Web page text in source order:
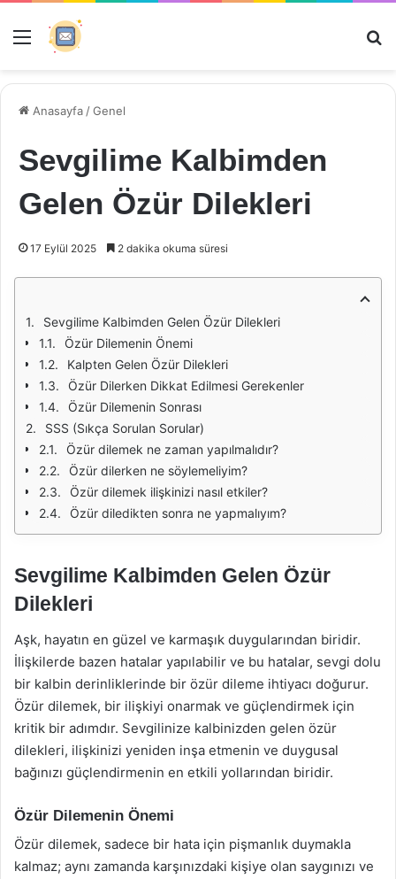
Menü
Anasayfa /Genel
Sevgilime Kalbimden
Gelen Özür Dilekleri
17 Eylül 2025 2 dakika okuma süresi
Sevgilime Kalbimden Gelen Özür Dilekleri
Özür Dilemenin Önemi
Kalpten Gelen Özür Dilekleri
Özür Dilerken Dikkat Edilmesi Gerekenler
Özür Dilemenin Sonrası
SSS (Sıkça Sorulan Sorular)
Özür dilemek ne zaman yapılmalıdır?
Özür dilerken ne söylemeliyim?
Özür dilemek ilişkinizi nasıl etkiler?
Özür diledikten sonra ne yapmalıyım?
Sevgilime Kalbimden Gelen Özür
Dilekleri
Aşk, hayatın en güzel ve karmaşık duygularından biridir.
İlişkilerde bazen hatalar yapılabilir ve bu hatalar, sevgi dolu
bir kalbin derinliklerinde bir özür dileme ihtiyacı doğurur.
Özür dilemek, bir ilişkiyi onarmak ve güçlendirmek için
kritik bir adımdır. Sevgilinize kalbinizden gelen özür
dilekleri, ilişkinizi yeniden inşa etmenin ve duygusal
bağınızı güçlendirmenin en etkili yollarından biridir.
Özür Dilemenin Önemi
Özür dilemek, sadece bir hata için pişmanlık duymakla
kalmaz; aynı zamanda karşınızdaki kişiye olan saygınızı ve